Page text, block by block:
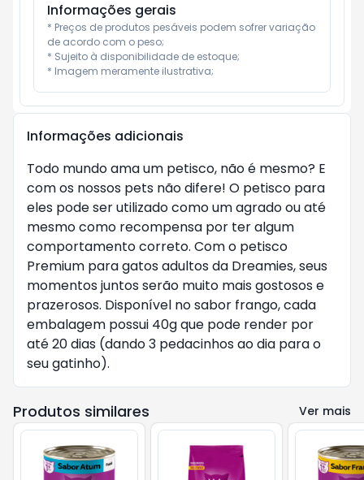
Informações gerais
* Preços de produtos pesáveis podem sofrer variação
de acordo com o peso;
* Sujeito à disponibilidade de estoque;
* Imagem meramente ilustrativa;
Informações adicionais
Todo mundo ama um petisco, não é mesmo? E
com os nossos pets não difere! O petisco para
eles pode ser utilizado como um agrado ou até
mesmo como recompensa por ter algum
comportamento correto. Com o petisco
Premium para gatos adultos da Dreamies, seus
momentos juntos serão muito mais gostosos e
prazerosos. Disponível no sabor frango, cada
embalagem possui 40g que pode render por
até 20 dias (dando 3 pedacinhos ao dia para o
seu gatinho).
Produtos similares Ver mais